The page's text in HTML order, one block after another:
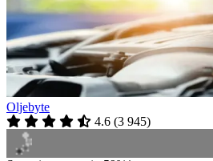
Oljebyte
4.6 (3 945)